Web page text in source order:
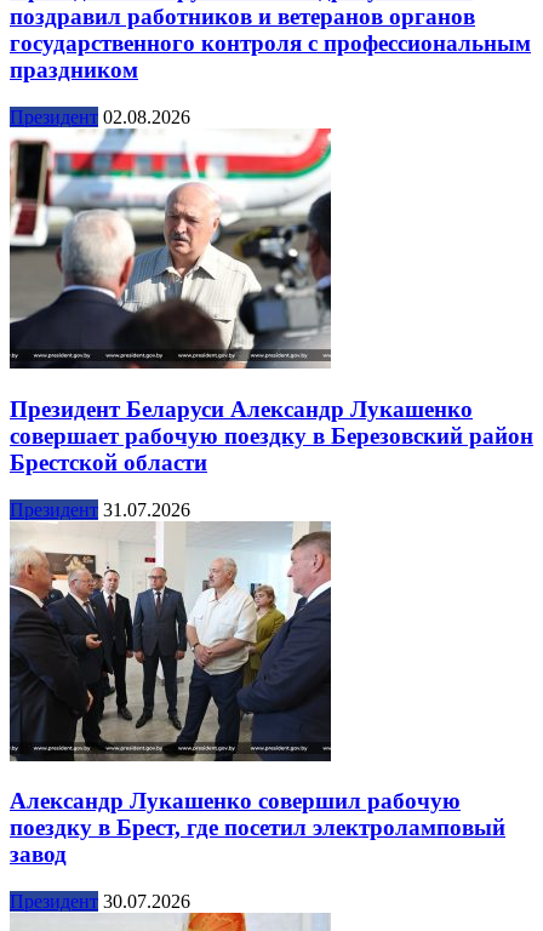
поздравил работников и ветеранов органов
государственного контроля с профессиональным
праздником
Президент 02.08.2026
Президент Беларуси Александр Лукашенко
совершает рабочую поездку в Березовский район
Брестской области
Президент 31.07.2026
Александр Лукашенко совершил рабочую
поездку в Брест, где посетил электроламповый
завод
Президент 30.07.2026